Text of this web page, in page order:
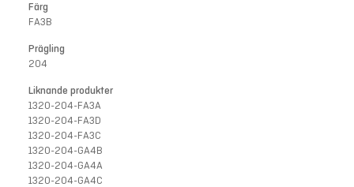
Färg
FA3B
Prägling
204
Liknande produkter
1320-204-FA3A
1320-204-FA3D
1320-204-FA3C
1320-204-GA4B
1320-204-GA4A
1320-204-GA4C